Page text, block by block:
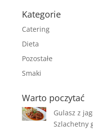
Kategorie
Catering
Dieta
Pozostałe
Smaki
Warto poczytać
Gulasz z
Szlachetny